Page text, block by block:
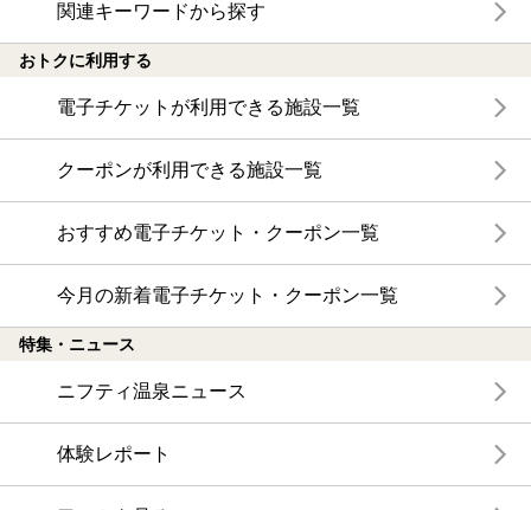
関連キーワードから探す
おトクに利用する
電子チケットが利用できる施設一覧
クーポンが利用できる施設一覧
おすすめ電子チケット・クーポン一覧
今月の新着電子チケット・クーポン一覧
特集・ニュース
ニフティ温泉ニュース
体験レポート